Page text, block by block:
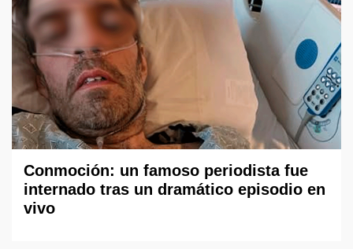
Conmoción: un famoso periodista fue
internado tras un dramático episodio en
vivo